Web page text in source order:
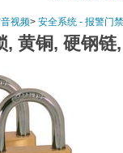
视频> 安全系统 - 报警门禁
, 黄铜, 硬钢